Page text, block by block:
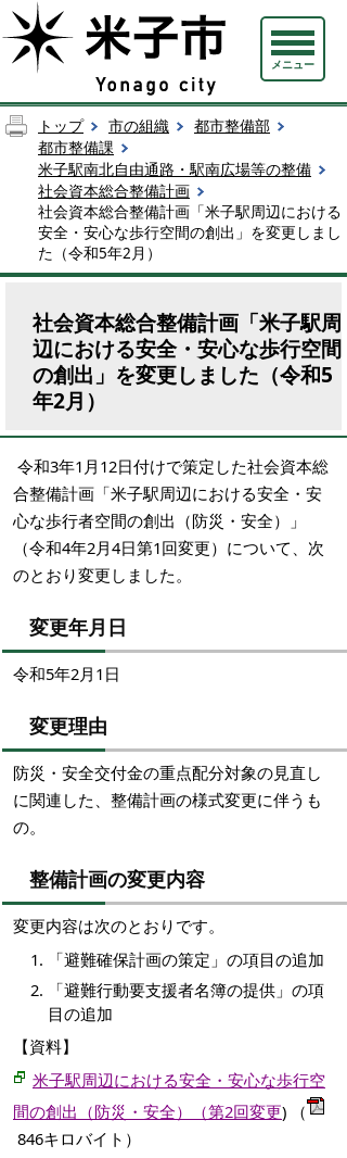
メニュー
トップ 市の組織
都市整備部
都市整備課
米子駅南北自由通路・駅南広場等の整備
社会資本総合整備計画
社会資本総合整備計画「米子駅周辺における
安全・安心な歩行空間の創出」を変更しまし
た（令和5年2月）
社会資本総合整備計画「米子駅周
辺における安全・安心な歩行空間
の創出」を変更しました（令和5
年2月）
令和3年1月12日付けで策定した社会資本総
合整備計画「米子駅周辺における安全・安
心な歩行者空間の創出（防災・安全）」
（令和4年2月4日第1回変更）について、次
のとおり変更しました。
変更年月日
令和5年2月1日
変更理由
防災・安全交付金の重点配分対象の見直し
に関連した、整備計画の様式変更に伴うも
の。
整備計画の変更内容
変更内容は次のとおりです。
「避難確保計画の策定」の項目の追加
「避難行動要支援者名簿の提供」の項
目の追加
【資料】
米子駅周辺における安全・安心な歩行空
間の創出（防災・安全）（第2回変更) （
846キロバイト）